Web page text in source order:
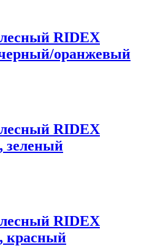
RIDEX
оранжевый
RIDEX
зеленый
RIDEX
красный